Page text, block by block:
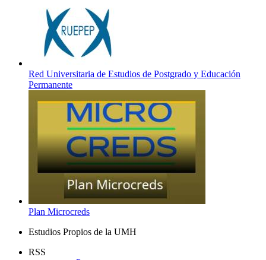
Red Universitaria de Estudios de Postgrado y Educación
Permanente
Plan Microcreds
Estudios Propios de la UMH
RSS